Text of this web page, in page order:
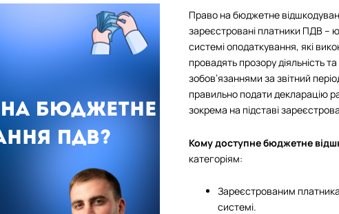
Право на бюджетне
зареєстровані платники ПДВ –
системі оподаткування, які
провадять прозору діяльність
зобов’язаннями за звітний
правильно подати декларацію
зокрема на підставі
Кому доступне бюджетне
категоріям:
Зареєстрованим
системі.